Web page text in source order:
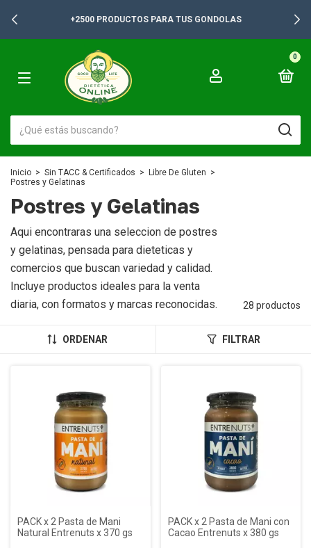
+2500 PRODUCTOS PARA TUS GONDOLAS
0
Inicio > Sin TACC & Certificados > Libre De Gluten >
Postres y Gelatinas
Postres y Gelatinas
Aqui encontraras una seleccion de postres
y gelatinas, pensada para dieteticas y
comercios que buscan variedad y calidad.
Incluye productos ideales para la venta
diaria, con formatos y marcas reconocidas.
28 productos
ORDENAR FILTRAR
PACK x 2 Pasta de Mani
Natural Entrenuts x 370 gs
PACK x 2 Pasta de Mani con
Cacao Entrenuts x 380 gs